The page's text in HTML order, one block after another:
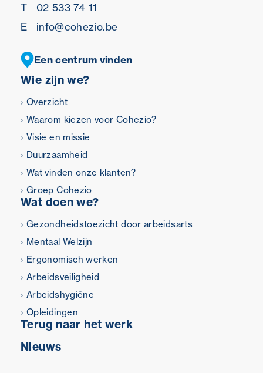
Wie zijn we?
Overzicht
Waarom kiezen voor Cohezio?
Visie en missie
Duurzaamheid
Wat vinden onze klanten?
Groep Cohezio
Wat doen we?
Gezondheidstoezicht door arbeidsarts
Mentaal Welzijn
Ergonomisch werken
Arbeidsveiligheid
Arbeidshygiëne
Opleidingen
Terug naar het werk
Nieuws
T
02 533 74 11
E
info@cohezio.be
Een centrum vinden